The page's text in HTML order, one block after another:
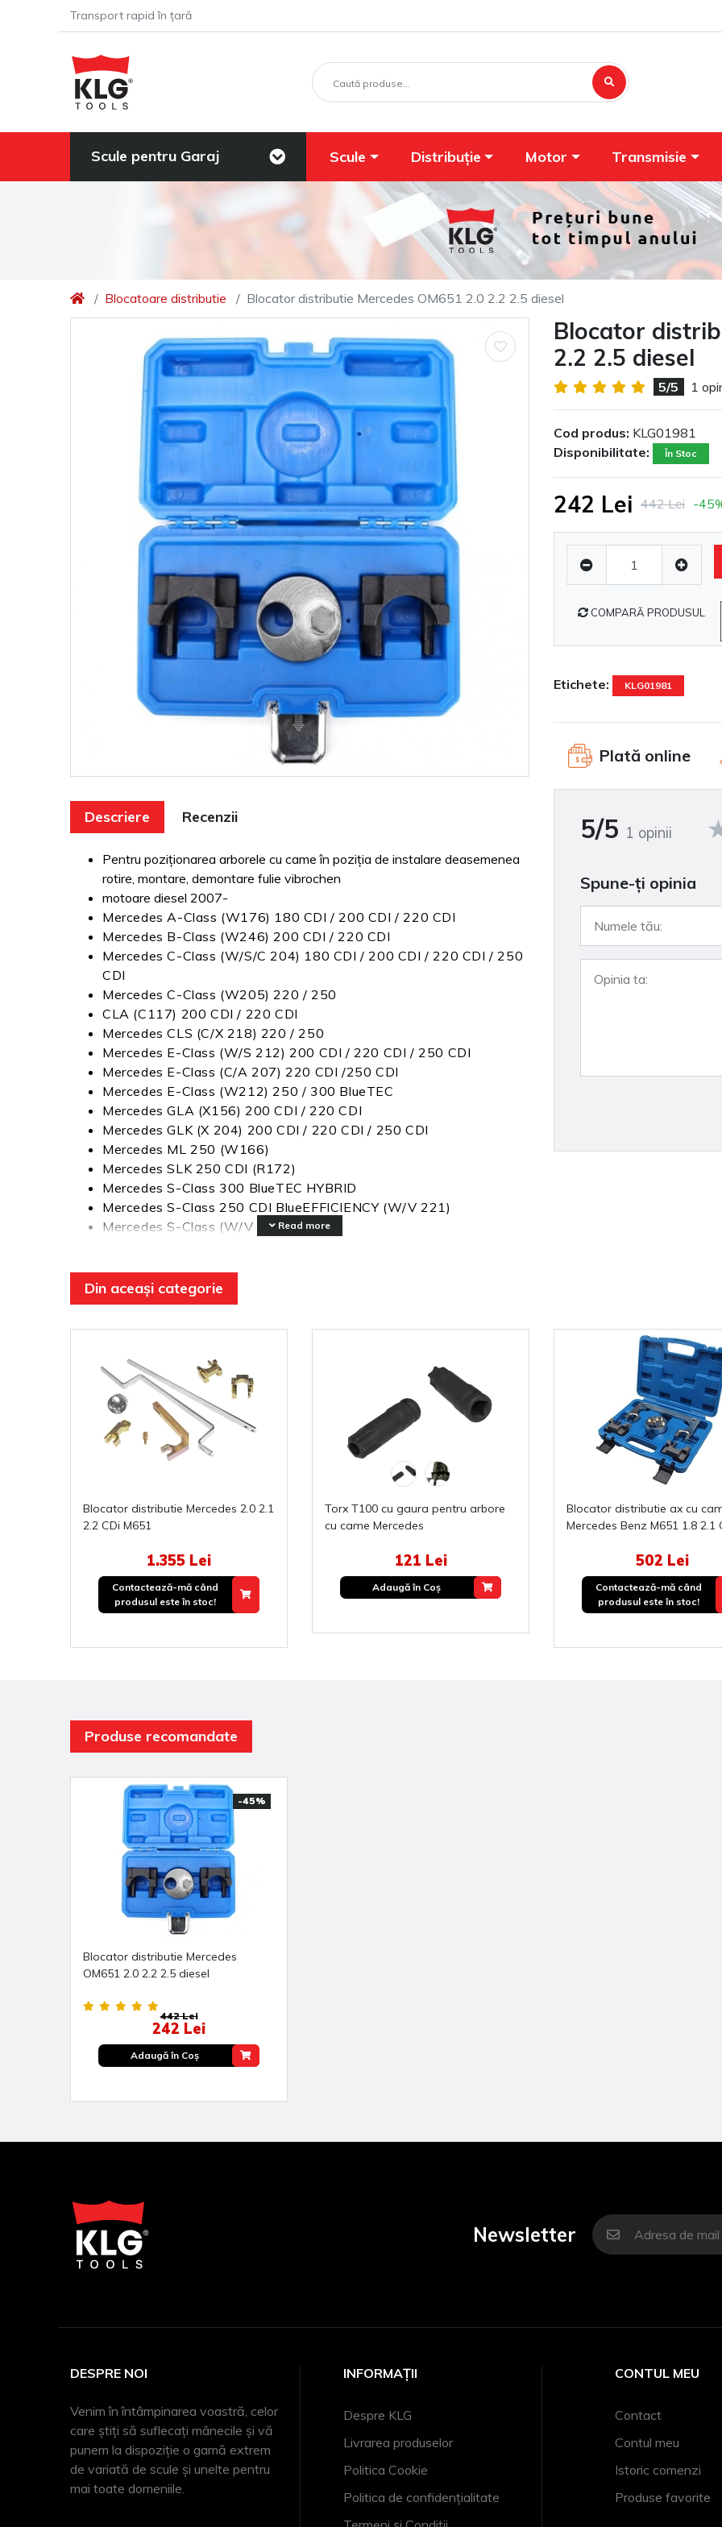
Transport rapid în țară
Scule pentru Garaj Scule Distribuție Motor Transmisie
Blocatoare distributie Blocator distributie Mercedes OM651 2.0 2.2 2.5 diesel
Descriere Recenzii
Pentru poziționarea arborele cu came în poziția de instalare deasemenea
rotire, montare, demontare fulie vibrochen
motoare diesel 2007-
Mercedes A-Class (W176) 180 CDI / 200 CDI / 220 CDI
Mercedes B-Class (W246) 200 CDI / 220 CDI
Mercedes C-Class (W/S/C 204) 180 CDI / 200 CDI / 220 CDI / 250
CDI
Mercedes C-Class (W205) 220 / 250
CLA (C117) 200 CDI / 220 CDI
Mercedes CLS (C/X 218) 220 / 250
Mercedes E-Class (W/S 212) 200 CDI / 220 CDI / 250 CDI
Mercedes E-Class (C/A 207) 220 CDI /250 CDI
Mercedes E-Class (W212) 250 / 300 BlueTEC
Mercedes GLA (X156) 200 CDI / 220 CDI
Mercedes GLK (X 204) 200 CDI / 220 CDI / 250 CDI
Mercedes ML 250 (W166)
Mercedes SLK 250 CDI (R172)
Mercedes S-Class 300 BlueTEC HYBRID
Mercedes S-Class 250 CDI BlueEFFICIENCY (W/V 221)
Mercedes S-Class (W/V 222) 300
216 CDI / 316 CDI / 416 CDI / 516 CDI
Mercedes V 200 CDI / 220 CDI / 250 CDI (W/V 447)
Mercedes OEM: 651 589 01 40 00, 651 589 00 40 00
Read more
Blocator
2.2 2.5 diesel
5/5 1
Cod produs: KLG01981
Disponibilitate:
În Stoc
242 Lei 442 Lei -
COMPARĂ PRODUSUL
Etichete: KLG01981
Plată online
5/5 1 opinii
Spune-ţi opinia
Din aceași categorie
Blocator distributie Mercedes 2.0 2.1
2.2 CDi M651
1.355 Lei
Contactează-mă când
produsul este în stoc!
Torx T100 cu gaura pentru arbore
cu came Mercedes
121 Lei
Adaugă în Coş
Blocator distributie ax cu came
Mercedes Benz M651 1.8 2.1
502 Lei
Contactează-mă când
produsul este în stoc!
Produse recomandate
-45%
Blocator distributie Mercedes
OM651 2.0 2.2 2.5 diesel
442 Lei
242 Lei
Adaugă în Coş
Newsletter
DESPRE NOI
Venim în întâmpinarea voastră, celor
care știți să suflecați mânecile și vă
punem la dispoziție o gamă extrem
de variată de scule și unelte pentru
mai toate domeniile.
INFORMAȚII
Despre KLG
Livrarea produselor
Politica Cookie
Politica de confidențialitate
CONTUL MEU
Contact
Contul meu
Istoric comenzi
Produse favorite